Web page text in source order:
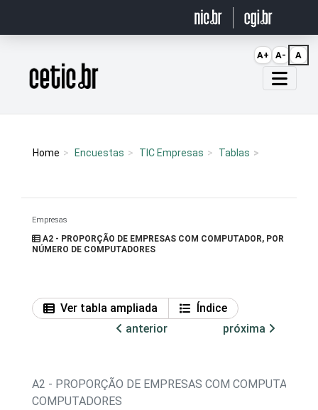
Página inicial
Home Encuestas TIC Empresas Tablas
Empresas
A2 - PROPORÇÃO DE EMPRESAS COM COMPUTADOR, POR
NÚMERO DE COMPUTADORES
Ver tabla ampliada
Índice
anterior
próxima
A2 - PROPORÇÃO DE EMPRESAS COM COMPUTADOR,
COMPUTADORES
A+ A- A